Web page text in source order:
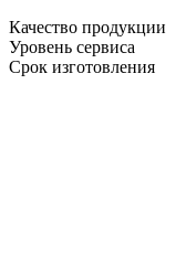
Качество продукции
Уровень сервиса
Срок изготовления